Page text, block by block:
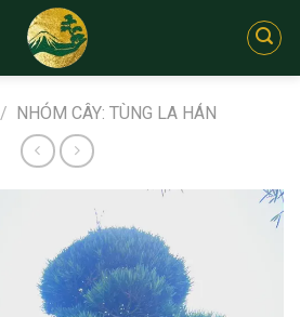
/ NHÓM CÂY: TÙNG LA HÁN